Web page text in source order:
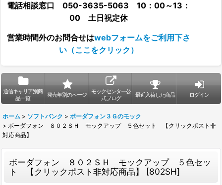
電話相談窓口 050-3635-5063 10：00～13：
00 土日祝定休
営業時間外のお問合せはwebフォームをご利用下さ
い（ここをクリック）
通信キャリア別商
品一覧
発売年別のページ
モックセンター公
式ブログ
最近入荷した商品 ログイン
ホーム > ソフトバンク > ボーダフォン３Ｇのモック
> ボーダフォン ８０２ＳＨ モックアップ ５色セット 【クリックポスト非
対応商品】
ボーダフォン ８０２ＳＨ モックアップ ５色セッ
ト 【クリックポスト非対応商品】
[802SH]